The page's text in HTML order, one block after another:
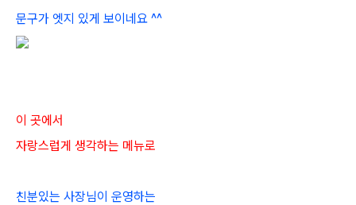
문구가 엣지 있게 보이네요 ^^
이 곳에서
자랑스럽게 생각하는 메뉴로
친분있는 사장님이 운영하는